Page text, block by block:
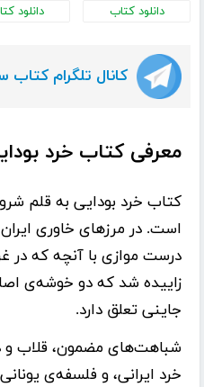
دانلود کتاب دانلود
کانال تلگرام کتاب
معرفی کتاب خرد
کتاب خرد بودایی به قلم
است. در مرزهای خاوری
درست موازی با آنچه که
زاییده شد که دو خوشه‌ی
جاینی تعلق دارد.
شباهت‌های مضمون، قلاب و
خرد ایرانی، و فلسفه‌ی